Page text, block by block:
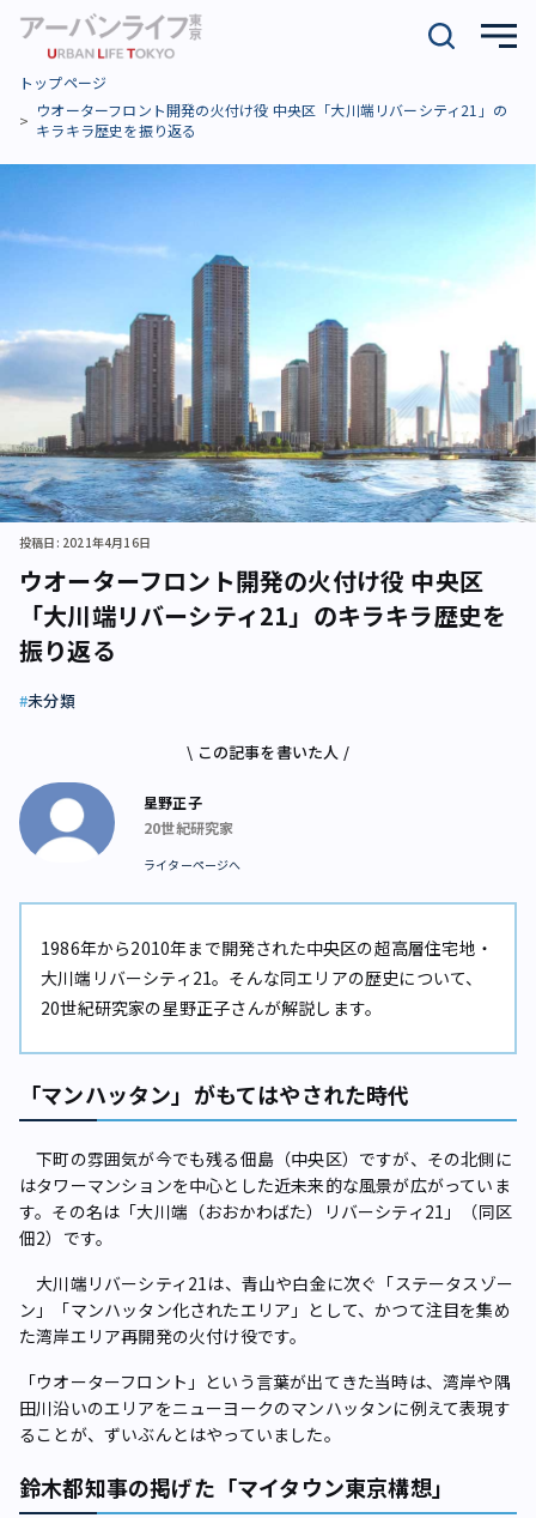
トップページ
ウオーターフロント開発の火付け役 中央区「大川端リバーシティ21」の
キラキラ歴史を振り返る
ウオーターフロント開発の火付け役 中央区
「大川端リバーシティ21」のキラキラ歴史を
振り返る
投稿日: 2021年4月16日
未分類
\ この記事を書いた人 /
星野正子
20世紀研究家
ライターページへ
1986年から2010年まで開発された中央区の超高層住宅地・
大川端リバーシティ21。そんな同エリアの歴史について、
20世紀研究家の星野正子さんが解説します。
「マンハッタン」がもてはやされた時代
下町の雰囲気が今でも残る佃島（中央区）ですが、その北側に
はタワーマンションを中心とした近未来的な風景が広がっていま
す。その名は「大川端（おおかわばた）リバーシティ21」（同区
佃2）です。
大川端リバーシティ21は、青山や白金に次ぐ「ステータスゾー
ン」「マンハッタン化されたエリア」として、かつて注目を集め
た湾岸エリア再開発の火付け役です。
「ウオーターフロント」という言葉が出てきた当時は、湾岸や隅
田川沿いのエリアをニューヨークのマンハッタンに例えて表現す
ることが、ずいぶんとはやっていました。
鈴木都知事の掲げた「マイタウン東京構想」